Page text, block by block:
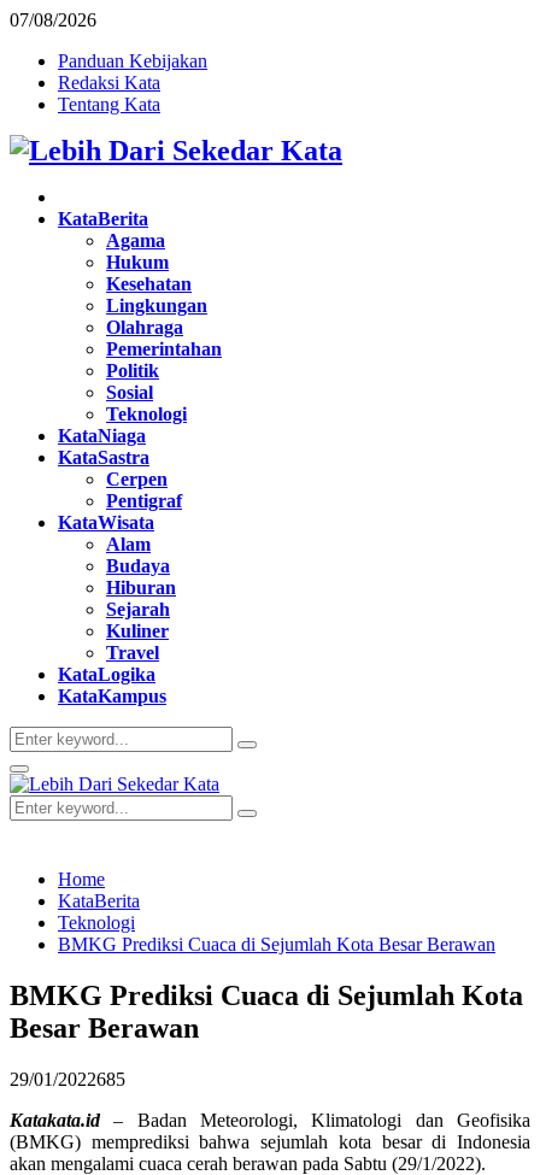
07/08/2026
Panduan Kebijakan
Redaksi Kata
Tentang Kata
Facebook
Twitter
Instagram
Pinterest
Youtube
KataBerita
Agama
Hukum
Kesehatan
Lingkungan
Olahraga
Pemerintahan
Politik
Sosial
Teknologi
KataNiaga
KataSastra
Cerpen
Pentigraf
KataWisata
Alam
Budaya
Hiburan
Sejarah
Kuliner
Travel
KataLogika
KataKampus
Search
for:
Search
Primary
Menu
Search
for:
Search
Home
KataBerita
Teknologi
BMKG Prediksi Cuaca di Sejumlah Kota Besar Berawan
BMKG Prediksi Cuaca di Sejumlah Kota
Besar Berawan
29/01/2022685
Katakata.id– Badan Meteorologi, Klimatologi dan Geofisika
(BMKG) memprediksi bahwa sejumlah kota besar di Indonesia
akan mengalami cuaca cerah berawan pada Sabtu (29/1/2022).